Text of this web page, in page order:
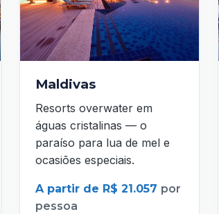
Maldivas
Resorts overwater em
águas cristalinas — o
paraíso para lua de mel e
ocasiões especiais.
A partir de R$ 21.057 por
pessoa